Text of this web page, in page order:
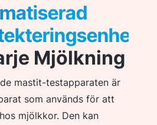
Mjölkning
mastit-testapparaten är
som används för att
mjölkkor. Den kan